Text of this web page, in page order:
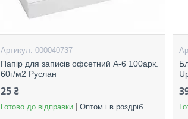
000040737
Папір для записів офсетний А-6 100арк.
60г/м2 Руслан
25 ₴
Готово до відправки Оптом і в роздріб